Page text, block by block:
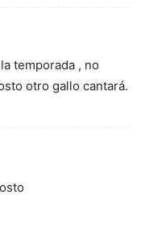
temporada , no
otro gallo cantará.